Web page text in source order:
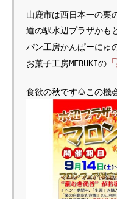
山鹿市は西日本一の栗
道の駅水辺プラザかも
パン工房かんぱーにゅ
お菓子工房MEBUKIの